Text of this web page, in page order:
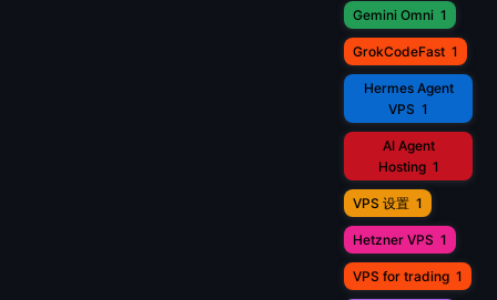
Gemini Omni 1
GrokCodeFast 1
Hermes Agent
VPS 1
AI Agent
Hosting 1
VPS 设置 1
Hetzner VPS 1
VPS for trading 1